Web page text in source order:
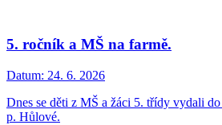
5. ročník a MŠ na farmě.
Datum: 24. 6. 2026
Dnes se děti z MŠ a žáci 5. třídy vydali
p. Hůlové.